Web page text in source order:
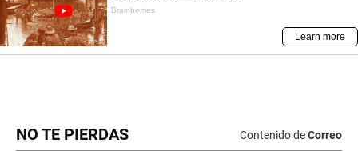
NO TE PIERDAS Contenido deCorreo